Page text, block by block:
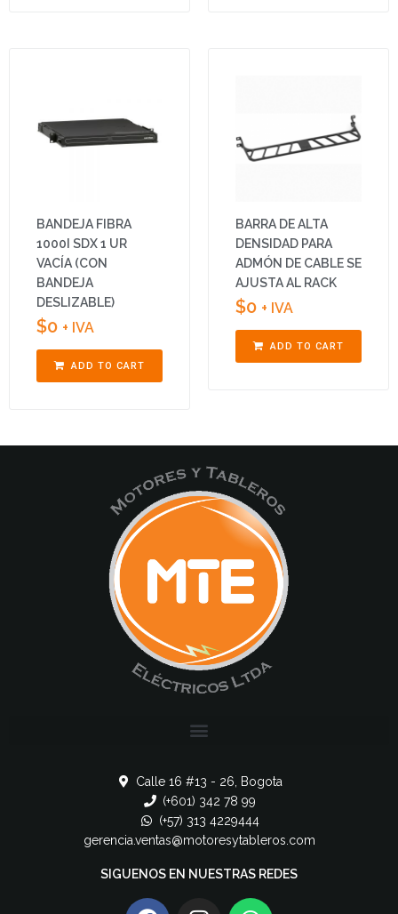
BANDEJA FIBRA
1000I SDX 1 UR
VACÍA (CON
BANDEJA
DESLIZABLE)
$0 + IVA
ADD TO CART
BARRA DE ALTA
DENSIDAD PARA
ADMÓN DE CABLE SE
AJUSTA AL RACK
$0 + IVA
ADD TO CART
Calle 16 #13 - 26, Bogota
(+601) 342 78 99
(+57) 313 4229444
gerencia.ventas@motoresytableros.com
SIGUENOS EN NUESTRAS REDES